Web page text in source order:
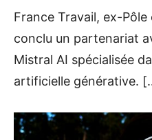
France Travail, ex-
conclu un partenariat
Mistral AI spécialisée
artificielle générative.